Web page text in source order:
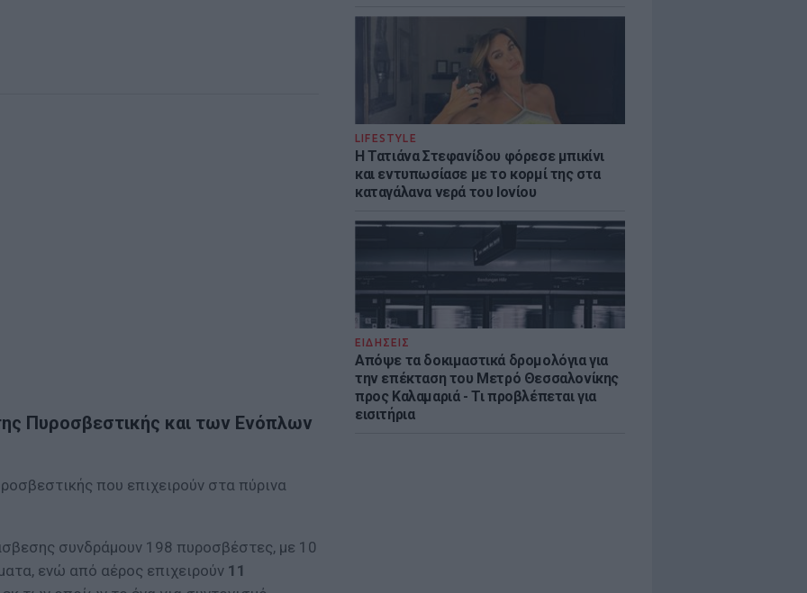
LIFESTYLE
Η Τατιάνα Στεφανίδου φόρεσε μπικίνι
και εντυπωσίασε με το κορμί της στα
καταγάλανα νερά του Ιονίου
ΕΙΔΗΣΕΙΣ
Απόψε τα δοκιμαστικά δρομολόγια για
την επέκταση του Μετρό Θεσσαλονίκης
προς Καλαμαριά - Τι προβλέπεται για
εισιτήρια
Πυροσβεστικής και των Ενόπλων
που επιχειρούν στα πύρινα
συνδράμουν 198 πυροσβέστες, με 10
ενώ από αέρος επιχειρούν 11